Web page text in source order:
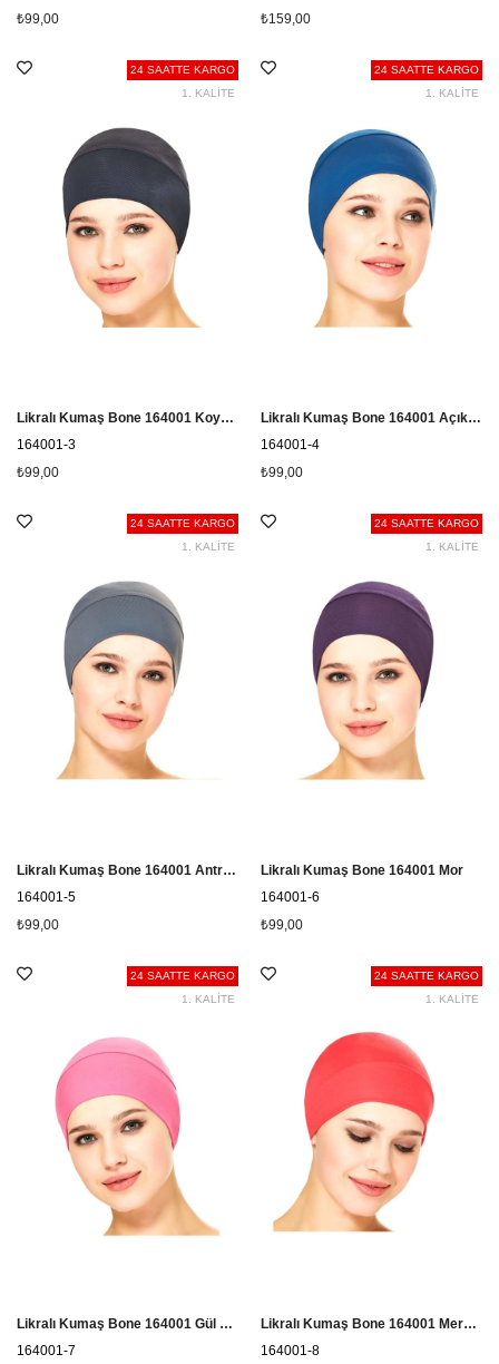
₺99,00
₺159,00
Likralı Kumaş Bone 164001 Koyu Lacivert
164001-3
₺99,00
24 SAATTE KARGO
1. KALİTE
Likralı Kumaş Bone 164001 Açık Lacivert
164001-4
₺99,00
24 SAATTE KARGO
1. KALİTE
Likralı Kumaş Bone 164001 Antrasit
164001-5
₺99,00
24 SAATTE KARGO
1. KALİTE
Likralı Kumaş Bone 164001 Mor
164001-6
₺99,00
24 SAATTE KARGO
1. KALİTE
Likralı Kumaş Bone 164001 Gül Kurusu
164001-7
24 SAATTE KARGO
1. KALİTE
Likralı Kumaş Bone 164001 Mercan
164001-8
24 SAATTE KARGO
1. KALİTE